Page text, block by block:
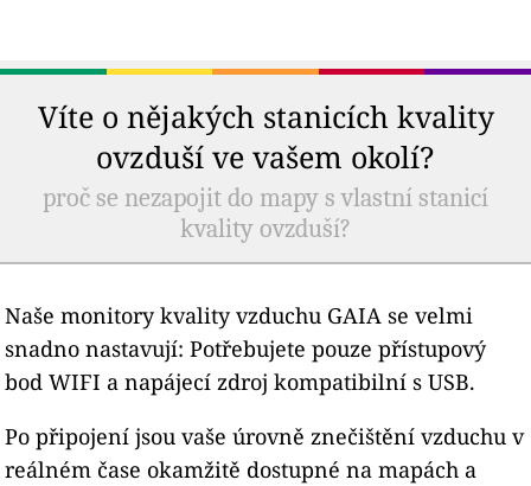
Víte o nějakých stanicích kvality
ovzduší ve vašem okolí?
proč se nezapojit do mapy s vlastní stanicí
kvality ovzduší?
Naše monitory kvality vzduchu GAIA se velmi
snadno nastavují: Potřebujete pouze přístupový
bod WIFI a napájecí zdroj kompatibilní s USB.
Po připojení jsou vaše úrovně znečištění vzduchu v
reálném čase okamžitě dostupné na mapách a